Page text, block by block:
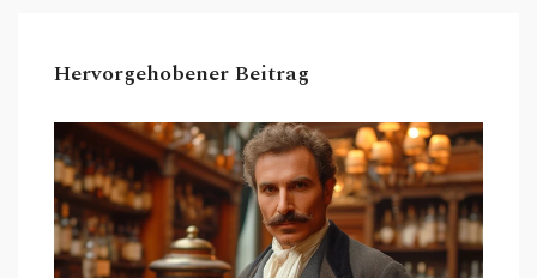
Hervorgehobener Beitrag